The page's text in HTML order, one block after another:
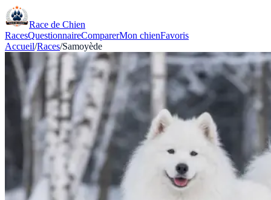
Race de Chien
RacesQuestionnaireComparerMon chienFavoris
Accueil/Races/Samoyède